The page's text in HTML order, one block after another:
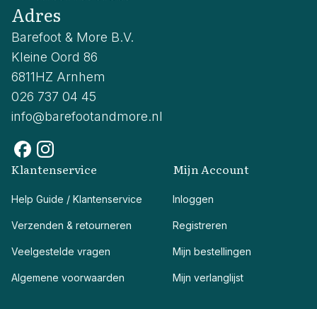
Adres
Barefoot & More B.V.
Kleine Oord 86
6811HZ Arnhem
026 737 04 45
info@barefootandmore.nl
Klantenservice
Help Guide / Klantenservice
Verzenden & retourneren
Veelgestelde vragen
Algemene voorwaarden
Mijn Account
Inloggen
Registreren
Mijn bestellingen
Mijn verlanglijst